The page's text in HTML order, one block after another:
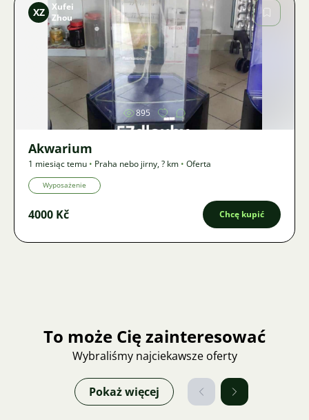
Zdjęcie
XZ
Xufei
Zhou
895
Akwarium
1 miesiąc temu • Praha nebo jirny,? km • Oferta
Wyposażenie
4000 Kč Chcę kupić
To może Cię zainteresować
Wybraliśmy najciekawsze oferty
Pokaż więcej